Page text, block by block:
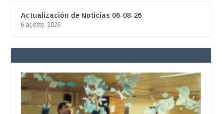
Actualización de Noticias 06-08-26
6 agosto, 2026